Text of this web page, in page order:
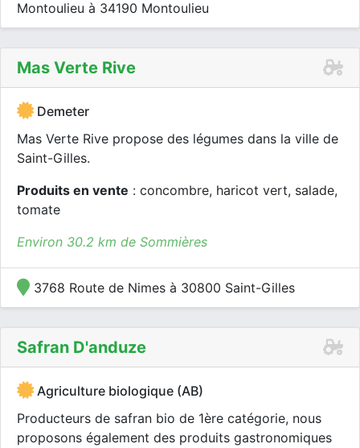
Montoulieu à 34190 Montoulieu
Mas Verte Rive
Demeter
Mas Verte Rive propose des légumes dans la ville de
Saint-Gilles.
Produits en vente : concombre, haricot vert, salade,
tomate
Environ 30.2 km de Sommières
3768 Route de Nimes à 30800 Saint-Gilles
Safran D'anduze
Agriculture biologique (AB)
Producteurs de safran bio de 1ère catégorie, nous
proposons également des produits gastronomiques